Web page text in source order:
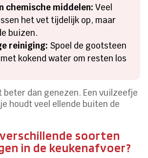
chemische middelen: Veel
het vet tijdelijk op, maar
buizen.
reiniging: Spoel de gootsteen
kokend water om resten los
dan genezen. Een vuilzeefje
houdt veel ellende buiten de
soorten
in de keukenafvoer?